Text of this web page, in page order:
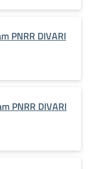
PNRR DIVARI
PNRR DIVARI